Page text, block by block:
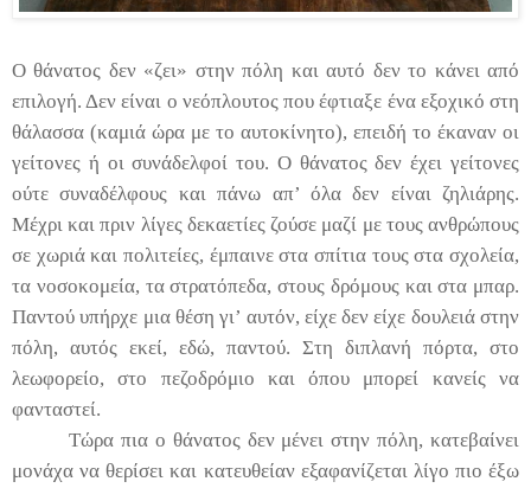
Ο θάνατος δεν «ζει» στην πόλη και αυτό δεν το κάνει από
επιλογή. Δεν είναι ο νεόπλουτος που έφτιαξε ένα εξοχικό στη
θάλασσα (καμιά ώρα με το αυτοκίνητο), επειδή το έκαναν οι
γείτονες ή οι συνάδελφοί του. Ο θάνατος δεν έχει γείτονες
ούτε συναδέλφους και πάνω απ’ όλα δεν είναι ζηλιάρης.
Μέχρι και πριν λίγες δεκαετίες ζούσε μαζί με τους ανθρώπους
σε χωριά και πολιτείες, έμπαινε στα σπίτια τους στα σχολεία,
τα νοσοκομεία, τα στρατόπεδα, στους δρόμους και στα μπαρ.
Παντού υπήρχε μια θέση γι’ αυτόν, είχε δεν είχε δουλειά στην
πόλη, αυτός εκεί, εδώ, παντού. Στη διπλανή πόρτα, στο
λεωφορείο, στο πεζοδρόμιο και όπου μπορεί κανείς να
φανταστεί.
Τώρα πια ο θάνατος δεν μένει στην πόλη, κατεβαίνει
μονάχα να θερίσει και κατευθείαν εξαφανίζεται λίγο πιο έξω